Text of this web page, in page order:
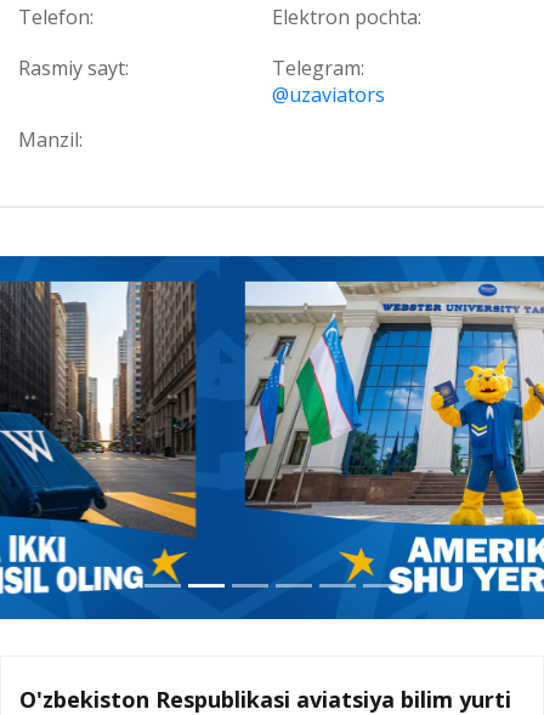
Telefon:
Elektron pochta:
Rasmiy sayt:
Telegram:
@uzaviators
Manzil:
O'zbekiston Respublikasi aviatsiya bilim yurti